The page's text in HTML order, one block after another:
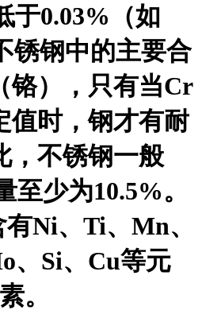
于0.03%（如
锈钢中的主要合
铬），只有当Cr
值时，钢才有耐
，不锈钢一般
至少为10.5%。
Ni、Ti、Mn、
、Si、Cu等元
素。